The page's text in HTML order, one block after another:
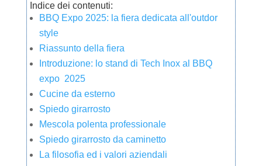
Indice dei contenuti:
BBQ Expo 2025: la fiera dedicata all'outdor
style
Riassunto della fiera
Introduzione: lo stand di Tech Inox al BBQ
expo 2025
Cucine da esterno
Spiedo girarrosto
Mescola polenta professionale
Spiedo girarrosto da caminetto
La filosofia ed i valori aziendali